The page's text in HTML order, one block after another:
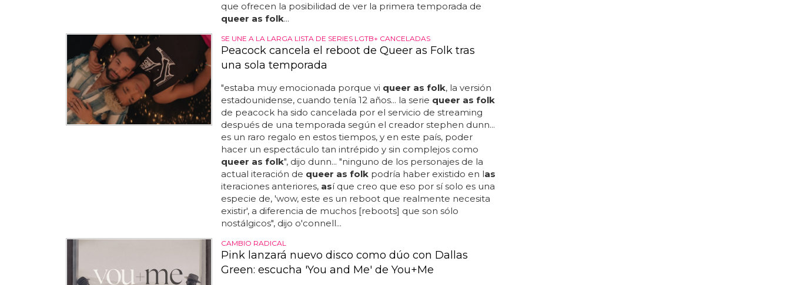
que ofrecen la posibilidad de ver la primera temporada de
queer as folk...
SE UNE A LA LARGA LISTA DE SERIES LGTB+ CANCELADAS
Peacock cancela el reboot de Queer as Folk tras
una sola temporada
"estaba muy emocionada porque vi queer as folk, la versión
estadounidense, cuando tenía 12 años... la serie queer as folk
de peacock ha sido cancelada por el servicio de streaming
después de una temporada según el creador stephen dunn...
es un raro regalo en estos tiempos, y en este país, poder
hacer un espectáculo tan intrépido y sin complejos como
queer as folk", dijo dunn... "ninguno de los personajes de la
actual iteración de queer as folkpodría haber existido en las
iteraciones anteriores, así que creo que eso por sí solo es una
especie de, 'wow, este es un reboot que realmente necesita
existir', a diferencia de muchos [reboots] que son sólo
nostálgicos", dijo o'connell...
CAMBIO RADICAL
Pink lanzará nuevo disco como dúo con Dallas
Green: escucha 'You and Me' de You+Me